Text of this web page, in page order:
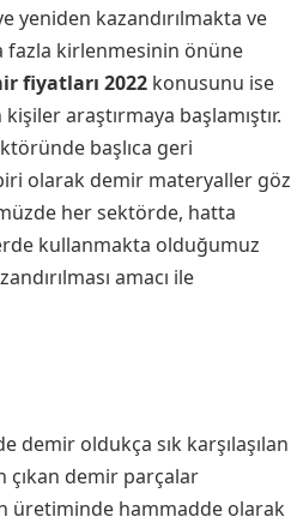
yeniden kazandırılmakta ve
fazla kirlenmesinin önüne
fiyatları 2022 konusunu ise
araştırmaya başlamıştır.
başlıca geri
olarak demir materyaller göz
her sektörde, hatta
kullanmakta olduğumuz
amacı ile
demir oldukça sık karşılaşılan
çıkan demir parçalar
üretiminde hammadde olarak